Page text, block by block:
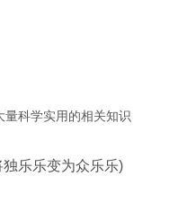
量科学实用的相关知识
乐乐变为众乐乐)